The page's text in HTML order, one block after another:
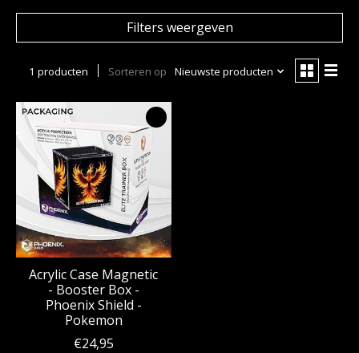
Filters weergeven
1 producten Sorteren op Nieuwste producten
Acrylic Case Magnetic
- Booster Box -
Phoenix Shield -
Pokemon
€24,95